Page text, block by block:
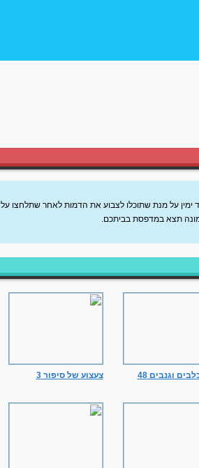
על מנת שתוכלו לצבוע את הדמות לאחר שתלחצו על
תצא במדפסת בביתכם.
צעצוע של סיפור 3